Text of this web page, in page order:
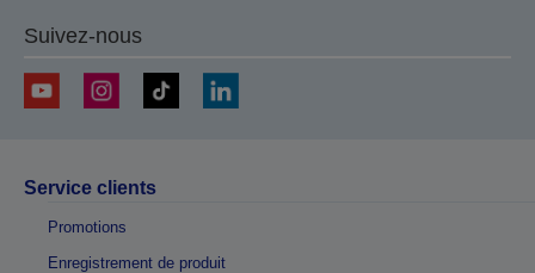
Suivez-nous
Service clients
Promotions
Enregistrement de produit